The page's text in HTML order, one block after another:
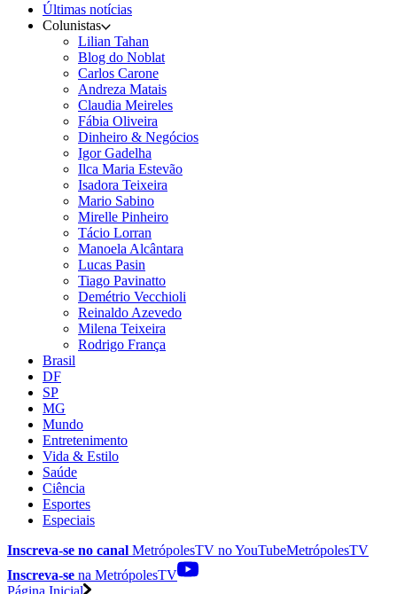
Últimas notícias
Colunistas
Lilian Tahan
Blog do Noblat
Carlos Carone
Andreza Matais
Claudia Meireles
Fábia Oliveira
Dinheiro & Negócios
Igor Gadelha
Ilca Maria Estevão
Isadora Teixeira
Mario Sabino
Mirelle Pinheiro
Tácio Lorran
Manoela Alcântara
Lucas Pasin
Tiago Pavinatto
Demétrio Vecchioli
Reinaldo Azevedo
Milena Teixeira
Rodrigo França
Brasil
DF
SP
MG
Mundo
Entretenimento
Vida & Estilo
Saúde
Ciência
Esportes
Especiais
Inscreva-se no canal MetrópolesTV noYouTubeMetrópolesTV
Inscreva-se na MetrópolesTV
Página Inicial